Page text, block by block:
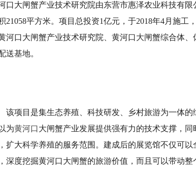
口大闸蟹产业技术研究院由东营市惠泽农业科技有
21058平方米。项目总投资1亿元，于2018年4月施工
河口大闸蟹产业技术研究院、黄河口大闸蟹综合体
送基地。
项目是集生态养殖、科技研发、乡村旅游为一体的
为黄河口大闸蟹产业发展提供强有力的技术支撑，
扩大科学养殖的服务范围。建成后的展览馆不仅可
深度挖掘黄河口大闸蟹的旅游价值，而且可以带动整